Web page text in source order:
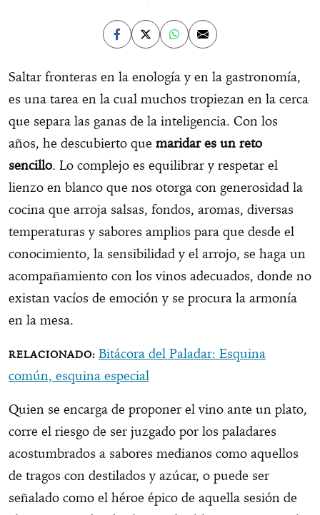
Saltar fronteras en la enología y en la gastronomía,
es una tarea en la cual muchos tropiezan en la cerca
que separa las ganas de la inteligencia. Con los
años, he descubierto que maridar es un reto
sencillo. Lo complejo es equilibrar y respetar el
lienzo en blanco que nos otorga con generosidad la
cocina que arroja salsas, fondos, aromas, diversas
temperaturas y sabores amplios para que desde el
conocimiento, la sensibilidad y el arrojo, se haga un
acompañamiento con los vinos adecuados, donde no
existan vacíos de emoción y se procura la armonía
en la mesa.
Bitácora del Paladar: Esquina
común, esquina especial
Quien se encarga de proponer el vino ante un plato,
corre el riesgo de ser juzgado por los paladares
acostumbrados a sabores medianos como aquellos
de tragos con destilados y azúcar, o puede ser
señalado como el héroe épico de aquella sesión de